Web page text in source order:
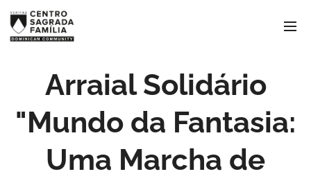
Arraial Solidário
"Mundo da Fantasia:
Uma Marcha de